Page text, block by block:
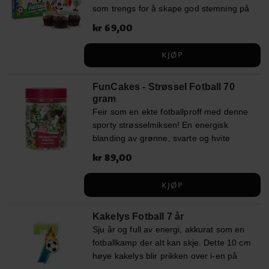
E466), maltodekstrin,
fuktighetsbevarende middel (E422),
emulgatorer (E433), aroma,
konserveringsmidler (E330, E202),
og konsentrasjon. Næringsinnhold per
100 gram: Energi 1376 kJ / 327 kcal,
Fett 0,0 gram (hvorav mettet fett 0,0
gram), Karbohydrater 69,0 gram (hvorav
sukkerarter 0,4 gram), Protein 0,0 gram,
Salt 0,1 gram.
som trengs for å skape god stemning på
Tenn lysene og gjør kaken klar for
motiver ✔️ Høyde: ca. 8 cm ✔️ Perfekt til
Pris:kr 69,00
kr 69,00
KJØP
FunCakes - Strøssel Fotball 70
gram
Feir som en ekte fotballproff med denne
sporty strøsselmiksen! En energisk
blanding av grønne, svarte og hvite
glitrende perler gir perfekt stemning til
unike detaljer ✔ Perfekt for
Innhold: 70 gram Ingredienser: Sukker,
stivelse (mais, ris, potet, hvete),
glukosesirup, dekstrose, delvis herdet
rapsolje, vegetabilsk olje (kokos, raps),
Pris:kr 89,00
kr 89,00
KJØP
Kakelys Fotball 7 år
Sju år og full av energi, akkurat som en
fotballkamp der alt kan skje. Dette 10 cm
høye kakelys blir prikken over i-en på